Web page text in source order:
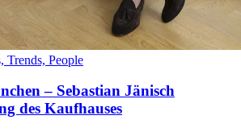
Trends, People
– Sebastian Jänisch
des Kaufhauses